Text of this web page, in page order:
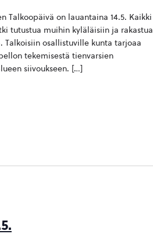
Talkoopäivä on lauantaina 14.5. Kaikki
tutustua muihin kyläläisiin ja rakastua
Talkoisiin osallistuville kunta tarjoaa
tekemisestä tienvarsien
siivoukseen. […]